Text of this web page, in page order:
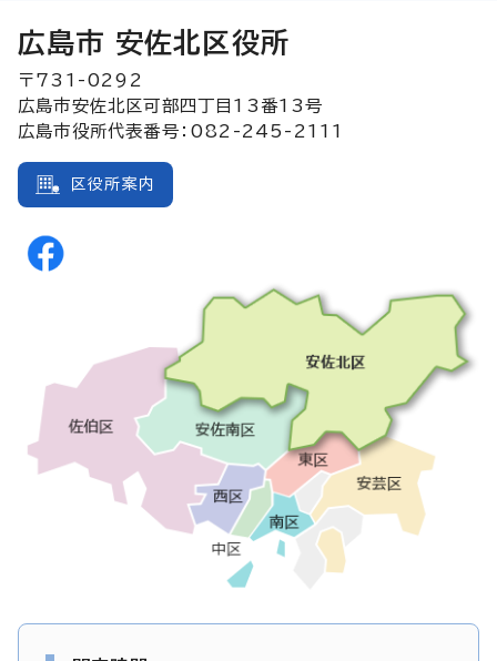
広島市 安佐北区役所
〒731-0292
広島市安佐北区可部四丁目13番13号
広島市役所代表番号：082-245-2111
区役所案内